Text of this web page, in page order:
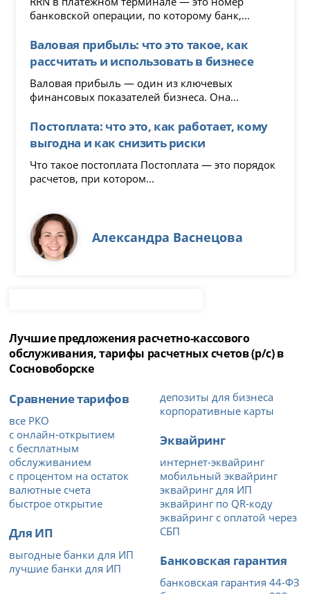
банковской операции, по которому банк,...
Валовая прибыль: что это такое, как
рассчитать и использовать в бизнесе
Валовая прибыль — один из ключевых
финансовых показателей бизнеса. Она...
Постоплата: что это, как работает, кому
выгодна и как снизить риски
Что такое постоплата Постоплата — это порядок
расчетов, при котором...
Александра Васнецова
Лучшие предложения расчетно-кассового
обслуживания, тарифы расчетных счетов (р/с) в
Сосновоборске
Сравнение тарифов
все РКО
с онлайн-открытием
с бесплатным
обслуживанием
с процентом на остаток
валютные счета
быстрое открытие
Для ИП
выгодные банки для ИП
лучшие банки для ИП
депозиты для бизнеса
корпоративные карты
Эквайринг
интернет-эквайринг
мобильный эквайринг
эквайринг для ИП
эквайринг по QR-коду
эквайринг с оплатой через
СБП
Банковская гарантия
банковская гарантия 44-ФЗ